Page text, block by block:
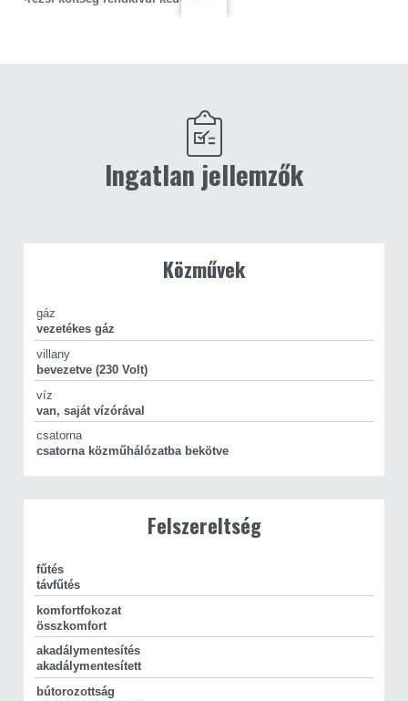
Amennyiben a fenti 166300992-es azonosító számú eladó
lakás, vagy bármely kínálatunkban található ingatlan felkeltette
érdeklődését, kérem hívjon bizalommal!
/A hirdetésben szereplő információk a megbízótól kapott adatok
CasaNetWork - Ingatlanban otthon vagyunk!
Ingatlan jellemzők
Közművek
gáz
vezetékes gáz
villany
bevezetve (230 Volt)
víz
van, saját vízórával
csatorna
csatorna közműhálózatba bekötve
Felszereltség
fűtés
távfűtés
komfortfokozat
összkomfort
akadálymentesítés
akadálymentesített
bútorozottság